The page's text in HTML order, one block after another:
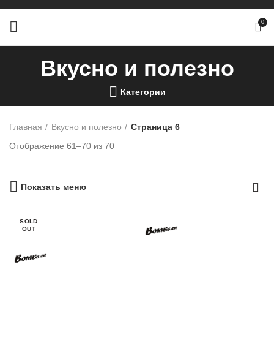
0
Вкусно и полезно
Категории
Главная Вкусно и полезно
Страница 6
Отображение 61–70 из 70
Показать меню
SOLD
OUT